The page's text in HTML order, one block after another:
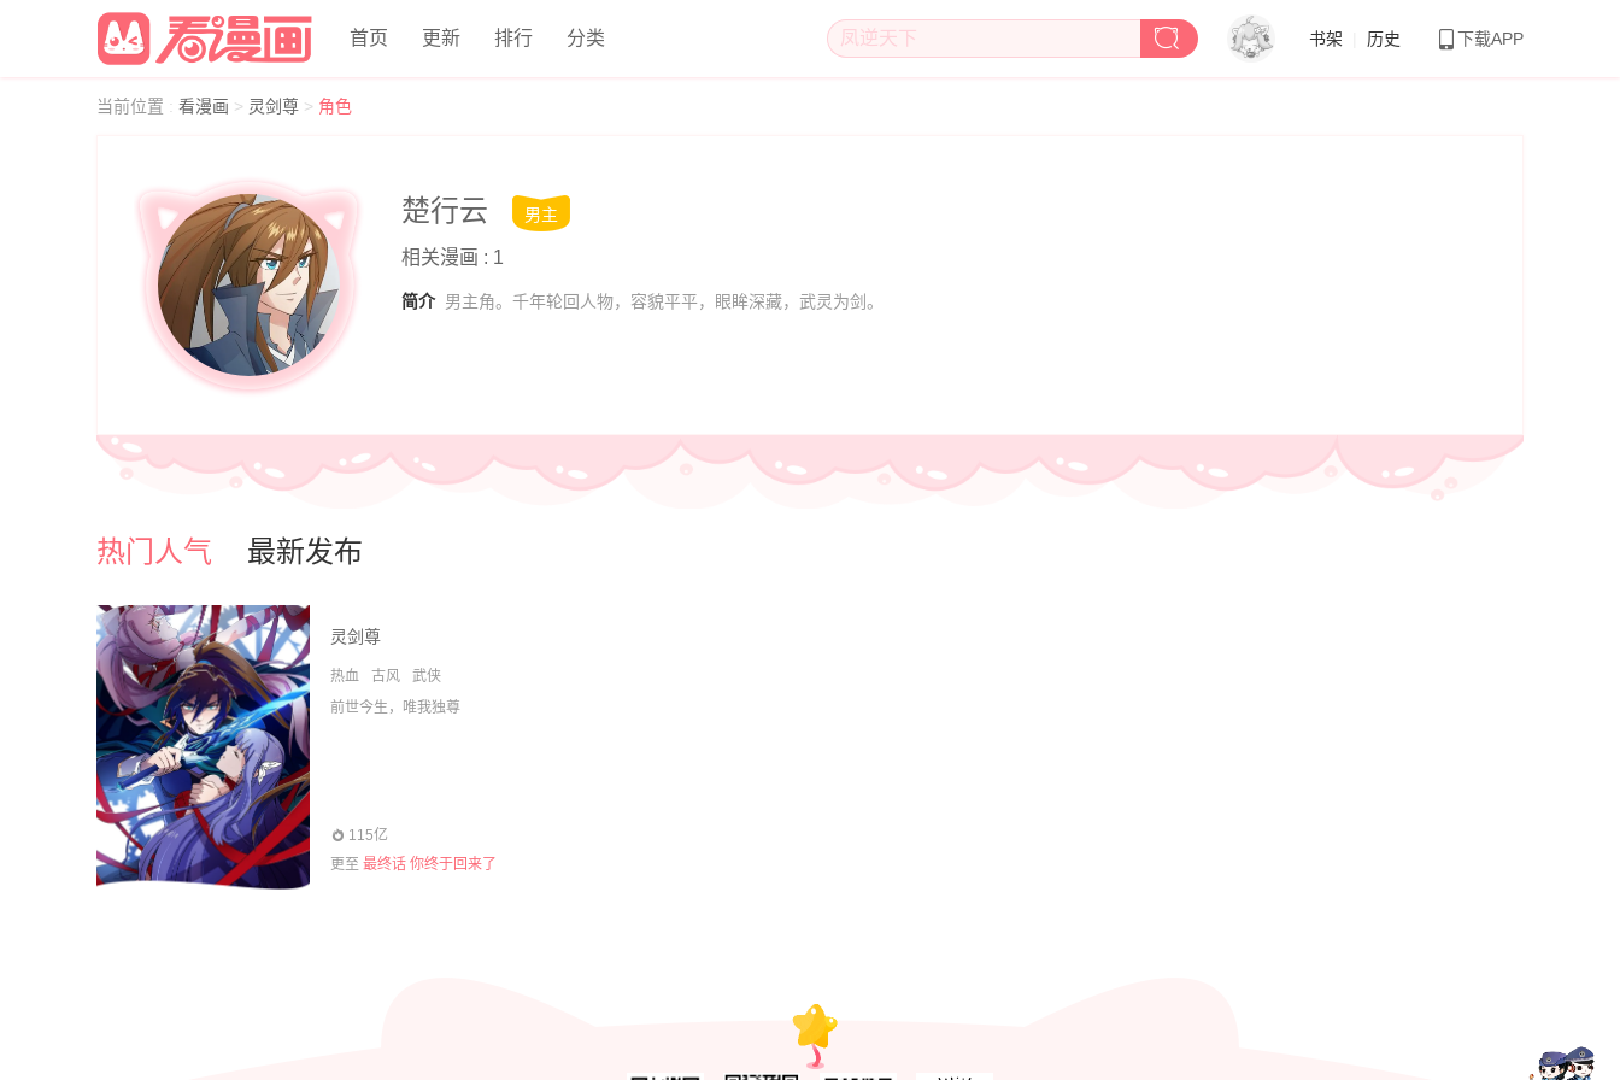
书架 历史 下载APP
首页 更新 排行 分类
当前位置 : 看漫画 > 灵剑尊 > 角色
楚行云 男主
相关漫画 : 1
简介男主角。千年轮回人物，容貌平平，眼眸深藏，武灵为剑。
热门人气 最新发布
灵剑尊
热血 古风
武侠
前世今生，唯我独尊
115亿
更至 最终话 你终于回来了